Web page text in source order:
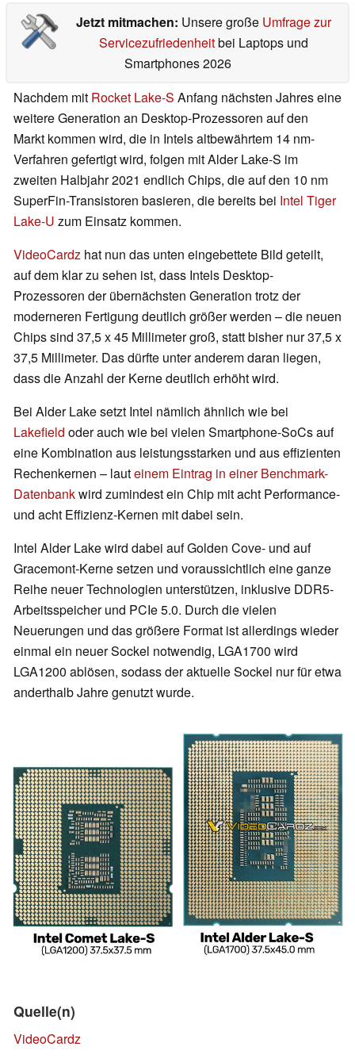
Jetzt mitmachen: Unsere große Umfrage zur
Servicezufriedenheitbei Laptops und
Smartphones 2026
Nachdem mit Rocket Lake-S Anfang nächsten Jahres eine
weitere Generation an Desktop-Prozessoren auf den
Markt kommen wird, die in Intels altbewährtem 14 nm-
Verfahren gefertigt wird, folgen mit Alder Lake-S im
zweiten Halbjahr 2021 endlich Chips, die auf den 10 nm
SuperFin-Transistoren basieren, die bereits bei Intel Tiger
Lake-U zum Einsatz kommen.
VideoCardz hat nun das unten eingebettete Bild geteilt,
auf dem klar zu sehen ist, dass Intels Desktop-
Prozessoren der übernächsten Generation trotz der
moderneren Fertigung deutlich größer werden – die neuen
Chips sind 37,5 x 45 Millimeter groß, statt bisher nur 37,5 x
37,5 Millimeter. Das dürfte unter anderem daran liegen,
dass die Anzahl der Kerne deutlich erhöht wird.
Bei Alder Lake setzt Intel nämlich ähnlich wie bei
Lakefield oder auch wie bei vielen Smartphone-SoCs auf
eine Kombination aus leistungsstarken und aus effizienten
Rechenkernen – lauteinem Eintrag in einer Benchmark-
Datenbankwird zumindest ein Chip mit acht Performance-
und acht Effizienz-Kernen mit dabei sein.
Intel Alder Lake wird dabei auf Golden Cove- und auf
Gracemont-Kerne setzen und voraussichtlich eine ganze
Reihe neuer Technologien unterstützen, inklusive DDR5-
Arbeitsspeicher und PCIe 5.0. Durch die vielen
Neuerungen und das größere Format ist allerdings wieder
einmal ein neuer Sockel notwendig, LGA1700 wird
LGA1200 ablösen, sodass der aktuelle Sockel nur für etwa
anderthalb Jahre genutzt wurde.
Quelle(n)
VideoCardz